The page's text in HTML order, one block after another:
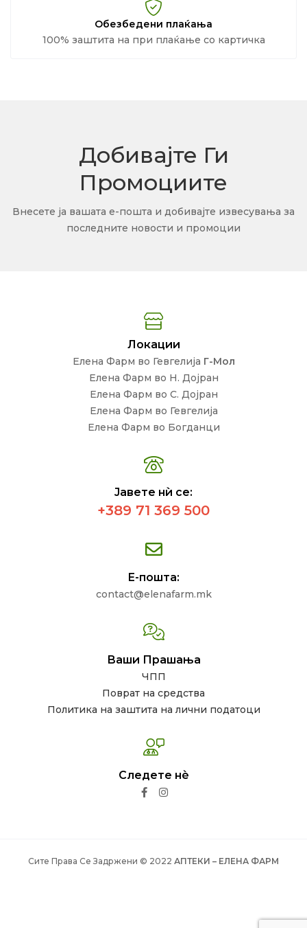
Обезбедени плаќања
100% заштита на при плаќање со картичка
Добивајте Ги
Промоциите
Внесете ја вашата е-пошта и добивајте извесувања за
последните новости и промоции
Локации
Елена Фарм во Гевгелија Г-Мол
Елена Фарм во Н. Дојран
Елена Фарм во С. Дојран
Елена Фарм во Гевгелија
Елена Фарм во Богданци
Јавете нѝ се:
+389 71 369 500
Е-пошта:
contact@elenafarm.mk
Ваши Прашања
ЧПП
Поврат на средства
Политика на заштита на лични податоци
Следете нѐ
Сите Права Се Задржени © 2022 АПТЕКИ – ЕЛЕНА ФАРМ